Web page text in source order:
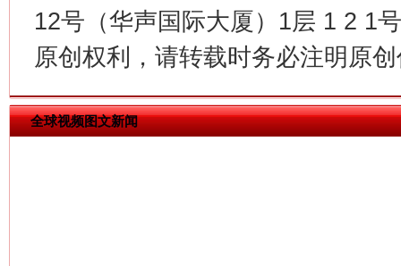
12号（华声国际大厦）1层 1 2 1
原创权利，请转载时务必注明原
全球视频图文新闻
揭批美国五大"原罪" "炒